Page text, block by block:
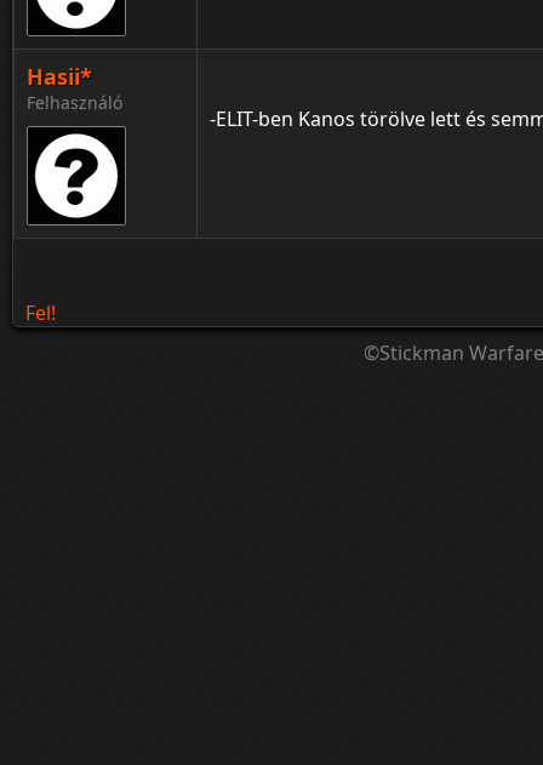
Hasii*
Felhasználó
-ELIT-ben Kanos törölve lett és
Fel!
©Stickman Warfare